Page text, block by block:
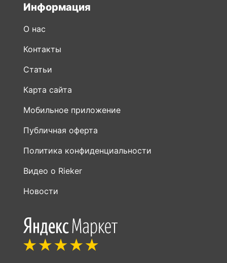
Информация
О нас
Контакты
Статьи
Карта сайта
Мобильное приложение
Публичная оферта
Политика конфиденциальности
Видео о Rieker
Новости